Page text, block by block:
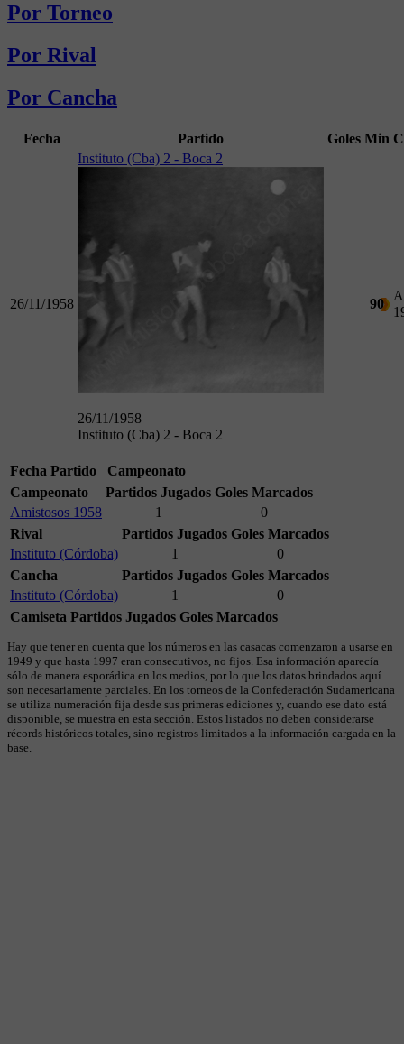
Por Torneo
Por Rival
Por Cancha
Fecha Partido Goles Min
26/11/1958
Instituto (Cba) 2 - Boca 2
26/11/1958
Instituto (Cba) 2 - Boca 2
90
Fecha Partido
Campeonato
Campeonato
Partidos Jugados Goles Marcados
Amistosos 1958
1
0
Rival
Partidos Jugados Goles Marcados
Instituto (Córdoba)
1
0
Cancha
Partidos Jugados Goles Marcados
Instituto (Córdoba)
1
0
Camiseta Partidos Jugados Goles Marcados
Hay que tener en cuenta que los números en las casacas comenzaron a usarse en
1949 y que hasta 1997 eran consecutivos, no fijos. Esa información aparecía
sólo de manera esporádica en los medios, por lo que los datos brindados aquí
son necesariamente parciales. En los torneos de la Confederación Sudamericana
se utiliza numeración fija desde sus primeras ediciones y, cuando ese dato está
disponible, se muestra en esta sección. Estos listados no deben considerarse
récords históricos totales, sino registros limitados a la información cargada en la
base.